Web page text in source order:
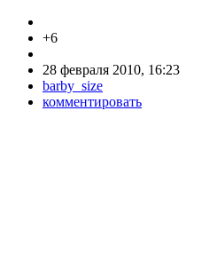
+6
28 февраля 2010, 16:23
barby_size
комментировать